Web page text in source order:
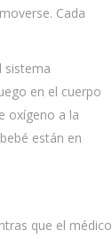
Cada
sistema
en el cuerpo
oxígeno a la
están en
que el médico